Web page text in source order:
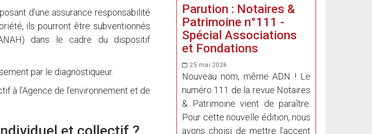
d’une assurance responsabilité
ils pourront être subventionnés
dans le cadre du dispositif
par le diagnostiqueur.
à l’Agence de l’environnement et de
Parution : Notaires &
Patrimoine n°111 -
Spécial Associations
et Fondations
25 mai 2026
Nouveau nom, même ADN ! Le
numéro 111 de la revue Notaires
& Patrimoine vient de paraître.
Pour cette nouvelle édition, nous
avons choisi de mettre l’accent